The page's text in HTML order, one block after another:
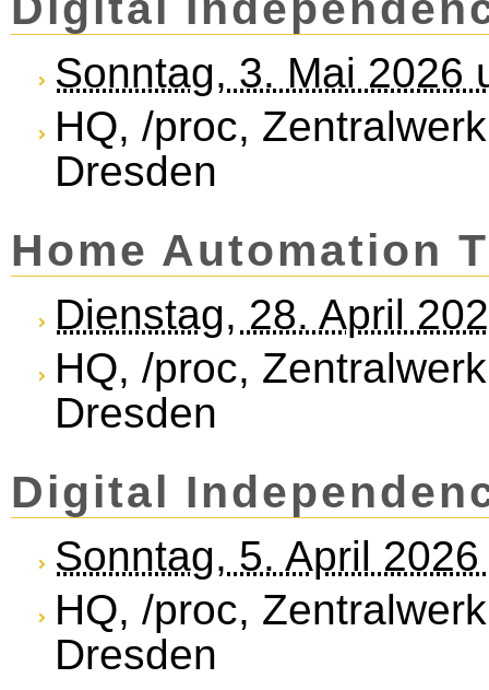
Sonntag, 3. Mai 2026
HQ, /proc,
Dresden
Home Automation
Dienstag, 28. April
HQ, /proc,
Dresden
Di­gi­tal
Sonntag, 5. April
HQ, /proc,
Dresden